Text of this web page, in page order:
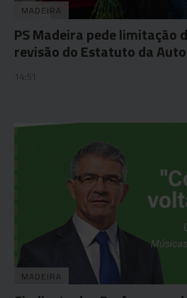
MADEIRA
PS Madeira pede limitação
revisão do Estatuto da
14:51
MADEIRA